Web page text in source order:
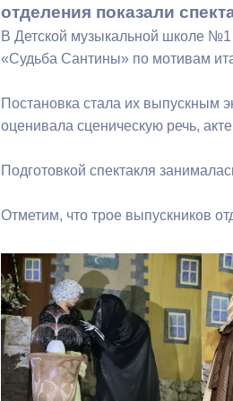
Муниципальный контроль
отделения показали
В Детской музыкальной школе №1
«Судьба Сантины» по мотивам
Постановка стала их выпускным
оценивала сценическую речь,
Подготовкой спектакля
Отметим, что трое выпускников